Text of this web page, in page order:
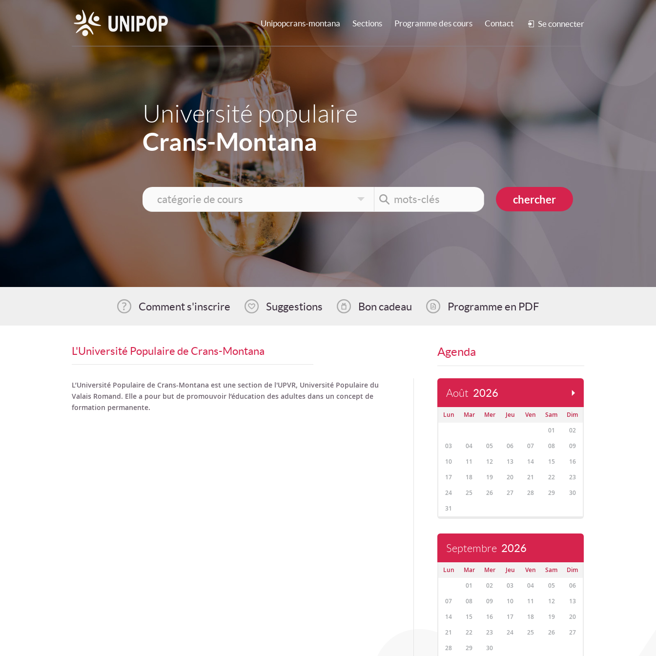
Unipopcrans-montana Sections Programme des cours Contact Se connecter
Université populaire
Crans-Montana
Comment s'inscrire Suggestions Bon cadeau Programme en PDF
L'Université Populaire de Crans-Montana
L’Université Populaire de Crans-Montana est une section de l'UPVR, Université Populaire du
Valais Romand. Elle a pour but de promouvoir l’éducation des adultes dans un concept de
formation permanente.
Agenda
Août 2026
Lun Mar Mer Jeu Ven Sam
Dim
01
02
03
04 05 06 07 08
09
10
11 12 13 14 15
16
17
18 19 20 21 22
23
24
25 26 27 28 29
30
31
Septembre 2026
Lun Mar Mer Jeu Ven Sam
Dim
01
02 03 04 05
06
07
08 09 10 11 12
13
14
15 16 17 18 19
20
21
22 23 24 25 26
27
28
29 30